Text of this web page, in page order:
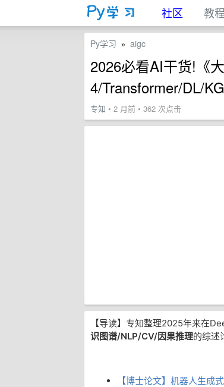
社区 教程
Py学习 » aigc
2026必看AI干货!《
4/Transformer/DL/
专知 • 2 月前 • 362 次点击
【导读】专知整理2025年来在
识图谱/NLP/CV/因果推理的综述
【博士论文】机器人生成